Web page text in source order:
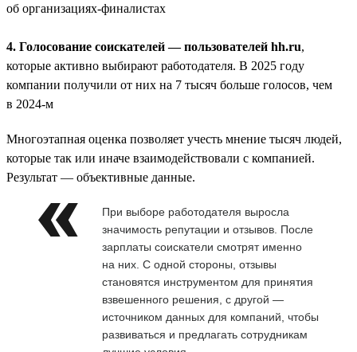
об организациях-финалистах
4. Голосование соискателей — пользователей hh.ru,
которые активно выбирают работодателя. В 2025 году
компании получили от них на 7 тысяч больше голосов, чем
в 2024-м
Многоэтапная оценка позволяет учесть мнение тысяч людей,
которые так или иначе взаимодействовали с компанией.
Результат — объективные данные.
При выборе работодателя выросла
значимость репутации и отзывов. После
зарплаты соискатели смотрят именно
на них. С одной стороны, отзывы
становятся инструментом для принятия
взвешенного решения, с другой —
источником данных для компаний, чтобы
развиваться и предлагать сотрудникам